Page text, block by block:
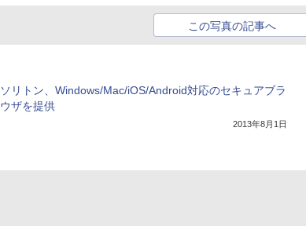
この写真の記事へ
ソリトン、Windows/Mac/iOS/Android対応のセキュアブラ
ウザを提供
2013年8月1日